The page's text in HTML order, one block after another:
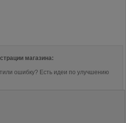
магазина:
ошибку? Есть идеи по улучшению